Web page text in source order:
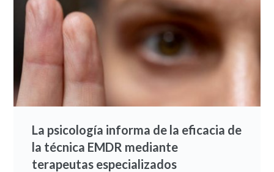
La psicología informa de la eficacia de
la técnica EMDR mediante
terapeutas especializados